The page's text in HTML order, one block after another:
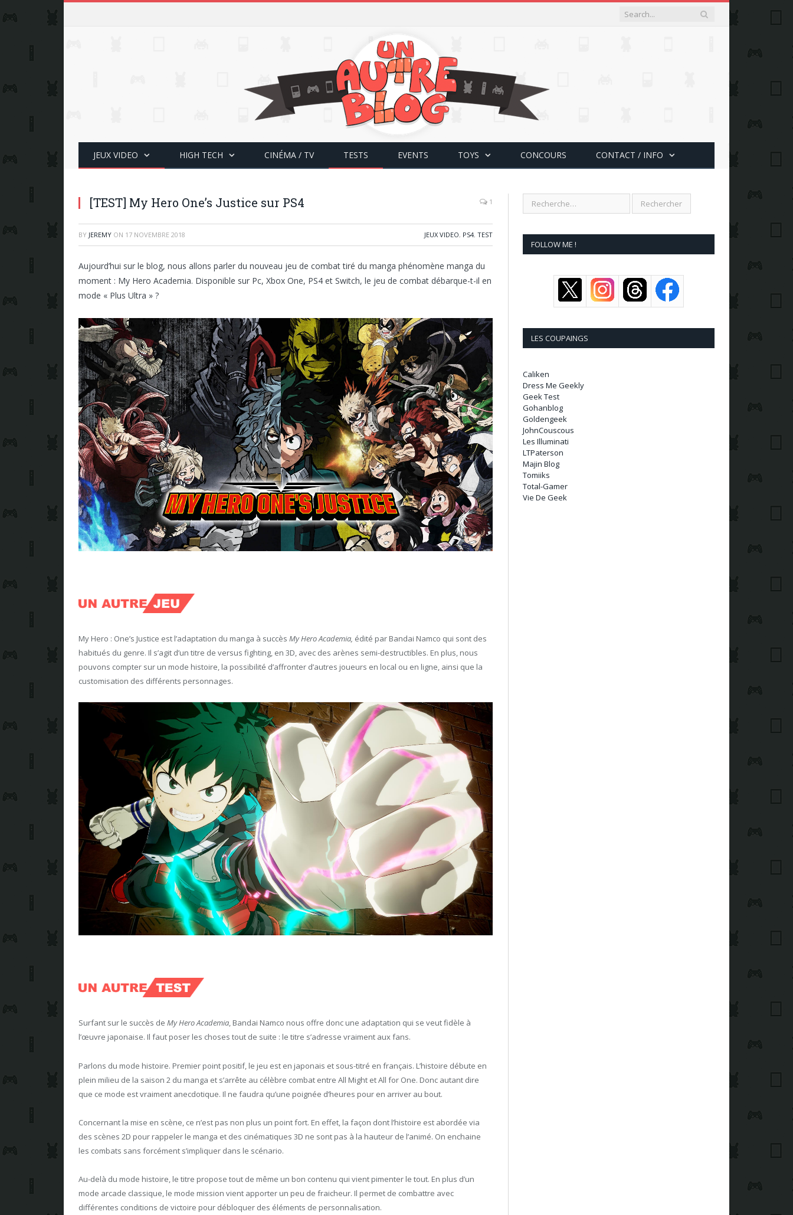
JEUX VIDEO HIGH TECH CINÉMA / TV TESTS EVENTS TOYS CONCOURS CONTACT / INFO
[TEST] My Hero One’s Justice sur PS4 1
BY JEREMY ON 17 NOVEMBRE 2018 JEUX VIDEO, PS4, TEST
Aujourd’hui sur le blog, nous allons parler du nouveau jeu de combat tiré du manga phénomène manga du
moment : My Hero Academia. Disponible sur Pc, Xbox One, PS4 et Switch, le jeu de combat débarque-t-il en
mode « Plus Ultra » ?
My Hero : One’s Justice est l’adaptation du manga à succès My Hero Academia, édité par Bandai Namco qui sont des
habitués du genre. Il s’agit d’un titre de versus fighting, en 3D, avec des arènes semi-destructibles. En plus, nous
pouvons compter sur un mode histoire, la possibilité d’affronter d’autres joueurs en local ou en ligne, ainsi que la
customisation des différents personnages.
Surfant sur le succès de My Hero Academia, Bandai Namco nous offre donc une adaptation qui se veut fidèle à
l’œuvre japonaise. Il faut poser les choses tout de suite : le titre s’adresse vraiment aux fans.
Parlons du mode histoire. Premier point positif, le jeu est en japonais et sous-titré en français. L’histoire débute en
plein milieu de la saison 2 du manga et s’arrête au célèbre combat entre All Might et All for One. Donc autant dire
que ce mode est vraiment anecdotique. Il ne faudra qu’une poignée d’heures pour en arriver au bout.
Concernant la mise en scène, ce n’est pas non plus un point fort. En effet, la façon dont l’histoire est abordée via
des scènes 2D pour rappeler le manga et des cinématiques 3D ne sont pas à la hauteur de l’animé. On enchaine
les combats sans forcément s’impliquer dans le scénario.
Au-delà du mode histoire, le titre propose tout de même un bon contenu qui vient pimenter le tout. En plus d’un
mode arcade classique, le mode mission vient apporter un peu de fraicheur. Il permet de combattre avec
différentes conditions de victoire pour débloquer des éléments de personnalisation.
FOLLOW ME !
LES COUPAINGS
Caliken
Dress Me Geekly
Geek Test
Gohanblog
Goldengeek
JohnCouscous
Les Illuminati
LTPaterson
Majin Blog
Tomiiks
Total-Gamer
Vie De Geek